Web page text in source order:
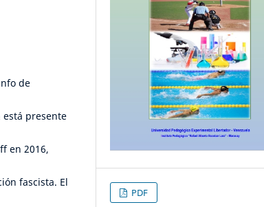
de
presente
en 2016,
fascista. El
PDF